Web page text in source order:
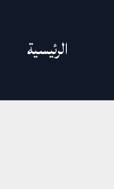
الرئيسية